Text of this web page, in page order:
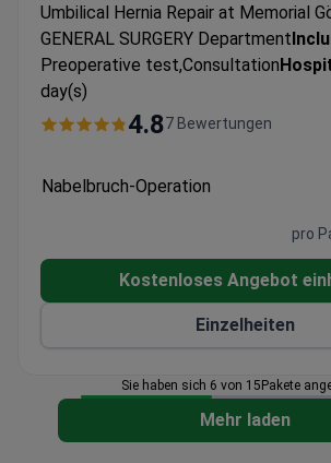
Umbilical Hernia Repair at Memorial
GENERAL SURGERY Department
Preoperative test,Consultation
day(s)
4.87 Bewertungen
Nabelbruch-Operation
pro
Kostenloses Angebot
Einzelheiten
Sie haben sich 6 von 15Pakete
Mehr laden